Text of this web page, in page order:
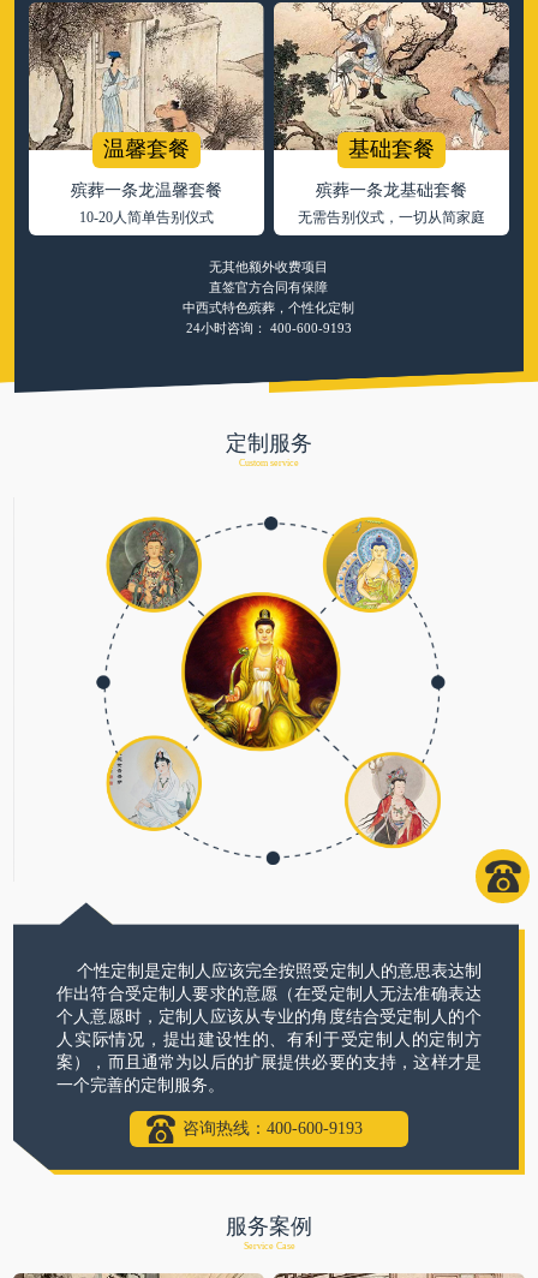
温馨套餐
殡葬一条龙温馨套餐
10-20人简单告别仪式
基础套餐
殡葬一条龙基础套餐
无需告别仪式，一切从简家庭
无其他额外收费项目
直签官方合同有保障
中西式特色殡葬，个性化定制
24小时咨询： 400-600-9193
定制服务
Custom service
个性定制是定制人应该完全按照受定制人的意思表达制
作出符合受定制人要求的意愿（在受定制人无法准确表达
个人意愿时，定制人应该从专业的角度结合受定制人的个
人实际情况，提出建设性的、有利于受定制人的定制方
案），而且通常为以后的扩展提供必要的支持，这样才是
一个完善的定制服务。
咨询热线：400-600-9193
服务案例
Service Case